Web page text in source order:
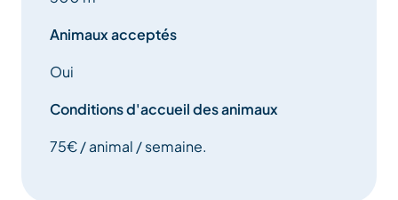
Animaux acceptés
Oui
Conditions d'accueil des animaux
75€ / animal / semaine.